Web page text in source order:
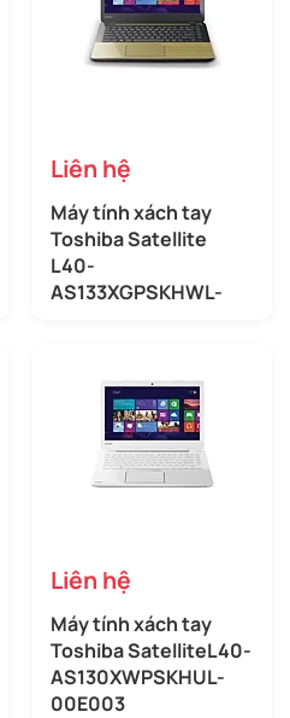
Liên hệ
Máy tính xách tay
Toshiba Satellite
L40-
AS133XGPSKHWL-
Liên hệ
Máy tính xách tay
Toshiba SatelliteL40-
AS130XWPSKHUL-
00E003